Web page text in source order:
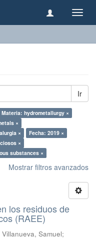
Ir
Materia: hydrometallurgy ×
×
×
Fecha: 2019 ×
×
substances ×
Mostrar filtros avanzados
los residuos de
(RAEE)
Villanueva, Samuel;